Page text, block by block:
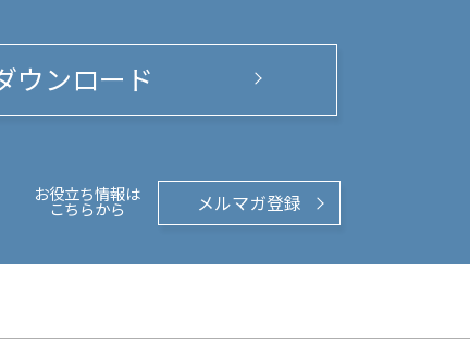
ウンロード
お役立ち情報は
こちらから
メルマガ登録